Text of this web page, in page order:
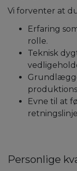
Vi forventer at
Erfaring
rolle.
Teknisk
Evne til at
Personlige